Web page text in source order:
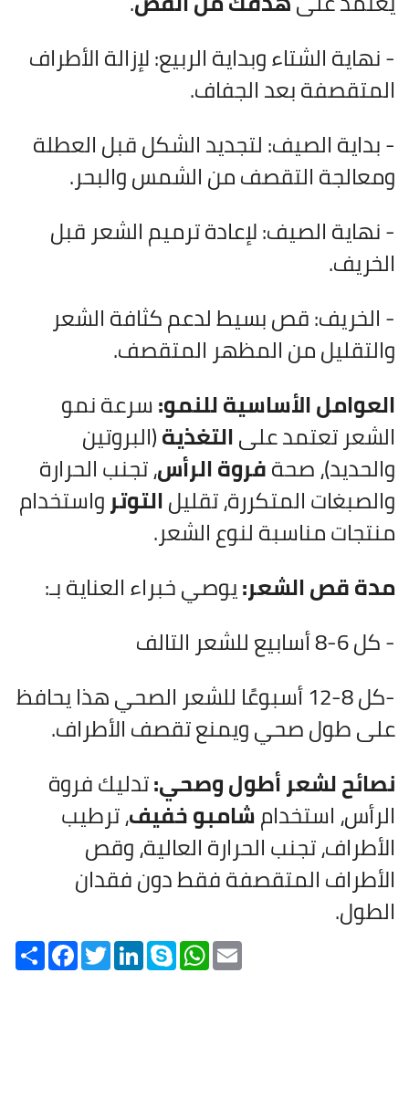
- نهاية الشتاء وبداية الربيع: لإزالة الأطراف
المتقصفة بعد الجفاف.
- بداية الصيف: لتجديد الشكل قبل العطلة
ومعالجة التقصف من الشمس والبحر.
- نهاية الصيف: لإعادة ترميم الشعر قبل
الخريف.
- الخريف: قص بسيط لدعم كثافة الشعر
والتقليل من المظهر المتقصف.
العوامل الأساسية للنمو:سرعة نمو
الشعر تعتمد علىالتغذية(البروتين
والحديد)، صحةفروة الرأس، تجنب الحرارة
والصبغات المتكررة، تقليلالتوترواستخدام
منتجات مناسبة لنوع الشعر.
مدة قص الشعر:يوصي خبراء العناية بـ:
- كل 6-8 أسابيع للشعر التالف
-كل 8-12 أسبوعًا للشعر الصحي هذا يحافظ
على طول صحي ويمنع تقصف الأطراف.
نصائح لشعر أطول وصحي:تدليك فروة
الرأس، استخدامشامبو خفيف، ترطيب
الأطراف، تجنب الحرارة العالية، وقص
الأطراف المتقصفة فقط دون فقدان
الطول.
Share FacebookTwitterLinkedInSkype WhatsApp